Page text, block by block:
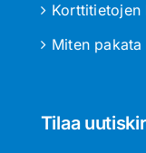
Korttitietojen
Miten
Tilaa